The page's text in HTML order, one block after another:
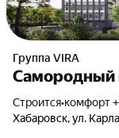
Группа VIRA
Самородный
Строится•комфорт +
Хабаровск, ул.